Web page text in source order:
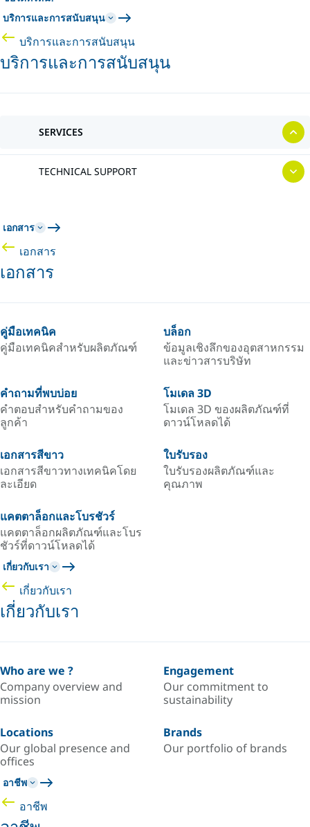
บริการและการสนับสนุน
บริการและการสนับสนุน
บริการและการสนับสนุน
SERVICES
TECHNICAL SUPPORT
เอกสาร
เอกสาร
เอกสาร
คู่มือเทคนิค
คู่มือเทคนิคสำหรับผลิตภัณฑ์
บล็อก
ข้อมูลเชิงลึกของอุตสาหกรรม
และข่าวสารบริษัท
คำถามที่พบบ่อย
คำตอบสำหรับคำถามของ
ลูกค้า
โมเดล 3D
โมเดล 3D ของผลิตภัณฑ์ที่
ดาวน์โหลดได้
เอกสารสีขาว
เอกสารสีขาวทางเทคนิคโดย
ละเอียด
ใบรับรอง
ใบรับรองผลิตภัณฑ์และ
คุณภาพ
แคตตาล็อกและโบรชัวร์
แคตตาล็อกผลิตภัณฑ์และโบร
ชัวร์ที่ดาวน์โหลดได้
เกี่ยวกับเรา
เกี่ยวกับเรา
เกี่ยวกับเรา
Who are we ?
Company overview and
mission
Engagement
Our commitment to
sustainability
Locations
Our global presence and
offices
Brands
Our portfolio of brands
อาชีพ
อาชีพ